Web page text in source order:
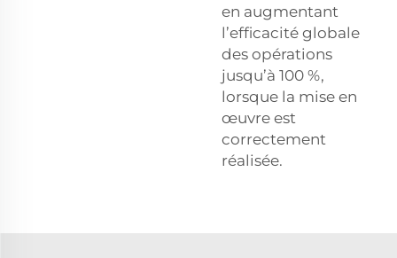
en augmentant
l’efficacité globale
des opérations
jusqu’à 100 %,
lorsque la mise en
œuvre est
correctement
réalisée.